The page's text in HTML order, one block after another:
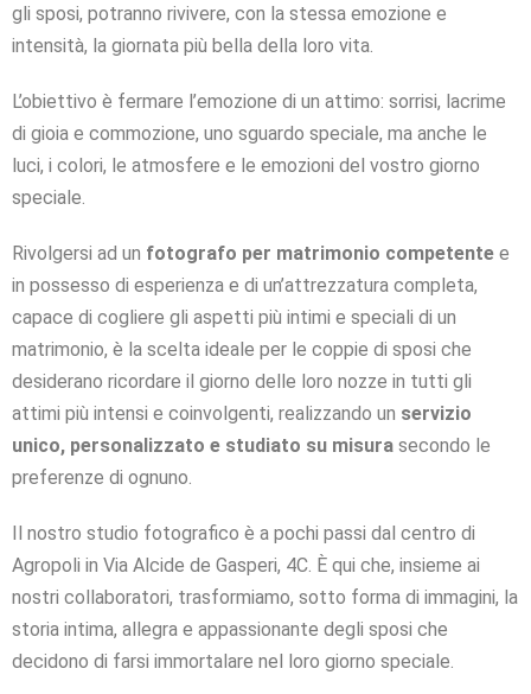
gli sposi, potranno rivivere, con la stessa emozione e
intensità, la giornata più bella della loro vita.
L’obiettivo è fermare l’emozione di un attimo: sorrisi, lacrime
di gioia e commozione, uno sguardo speciale, ma anche le
luci, i colori, le atmosfere e le emozioni del vostro giorno
speciale.
Rivolgersi ad un fotografo per matrimonio competente e
in possesso di esperienza e di un’attrezzatura completa,
capace di cogliere gli aspetti più intimi e speciali di un
matrimonio, è la scelta ideale per le coppie di sposi che
desiderano ricordare il giorno delle loro nozze in tutti gli
attimi più intensi e coinvolgenti, realizzando un servizio
unico, personalizzato e studiato su misura secondo le
preferenze di ognuno.
Il nostro studio fotografico è a pochi passi dal centro di
Agropoli in Via Alcide de Gasperi, 4C. È qui che, insieme ai
nostri collaboratori, trasformiamo, sotto forma di immagini, la
storia intima, allegra e appassionante degli sposi che
decidono di farsi immortalare nel loro giorno speciale.